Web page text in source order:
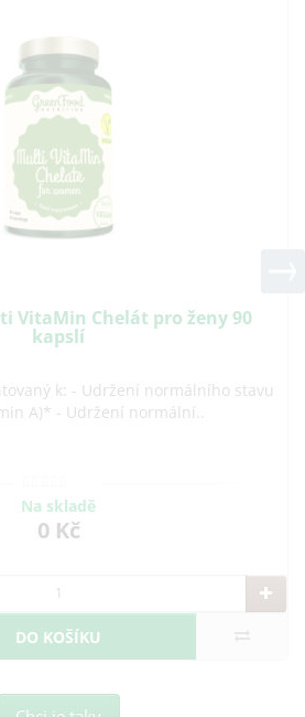
VitaMin Chelát pro ženy 90
kapslí
k: - Udržení normálního stavu
A)* - Udržení normální..
Na skladě
0 Kč
DO KOŠÍKU